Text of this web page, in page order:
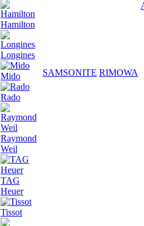
Hamilton
Longines
Mido
Rado
Raymond
Weil
TAG
Heuer
Tissot
SAMSONITE RIMOWA